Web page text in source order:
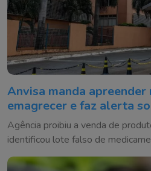
Anvisa manda apreender
emagrecer e faz alerta
falsificada
Agência proibiu a venda de
identificou lote falso de
testosterona